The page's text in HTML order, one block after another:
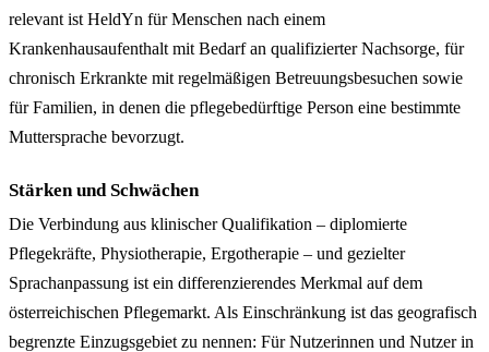
relevant ist HeldYn für Menschen nach einem
Krankenhausaufenthalt mit Bedarf an qualifizierter Nachsorge, für
chronisch Erkrankte mit regelmäßigen Betreuungsbesuchen sowie
für Familien, in denen die pflegebedürftige Person eine bestimmte
Muttersprache bevorzugt.
Stärken und Schwächen
Die Verbindung aus klinischer Qualifikation – diplomierte
Pflegekräfte, Physiotherapie, Ergotherapie – und gezielter
Sprachanpassung ist ein differenzierendes Merkmal auf dem
österreichischen Pflegemarkt. Als Einschränkung ist das geografisch
begrenzte Einzugsgebiet zu nennen: Für Nutzerinnen und Nutzer in